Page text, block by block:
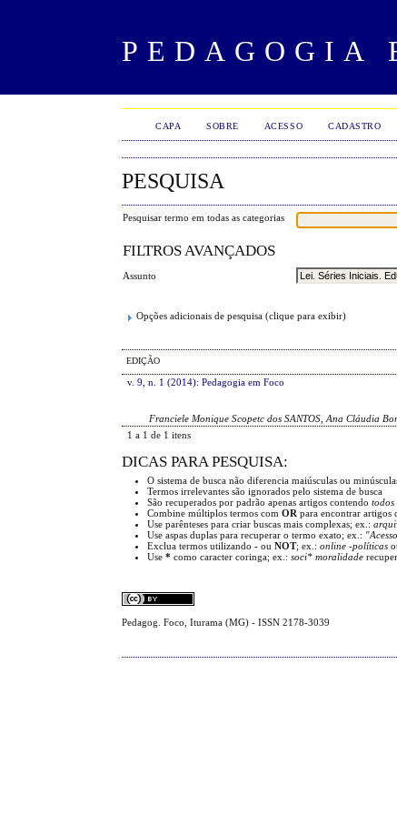
PEDAGOGIA
CAPA SOBRE ACESSO CADASTRO
PESQUISA
Pesquisar termo em todas as categorias
FILTROS AVANÇADOS
Assunto
Opções adicionais de pesquisa (clique para exibir)
EDIÇÃO
v. 9, n. 1 (2014): Pedagogia em Foco
Franciele Monique Scopetc dos SANTOS, Ana Cláudia
1 a 1 de 1 itens
DICAS PARA PESQUISA:
O sistema de busca não diferencia maiúsculas ou
Termos irrelevantes são ignorados pelo sistema de busca
São recuperados por padrão apenas artigos contendotodos
Combine múltiplos termos comOR para encontrar
Use parênteses para criar buscas mais complexas; ex.:
Use aspas duplas para recuperar o termo exato; ex.:
Exclua termos utilizando- ouNOT; ex.:online -políticas
Use* como caracter coringa; ex.:soci* moralidade
Pedagog. Foco, Iturama (MG) - ISSN 2178-3039